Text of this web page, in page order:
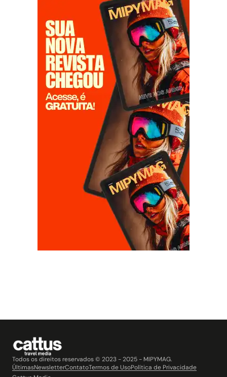
Todos os direitos reservados © 2023 - 2025 - MIPYMAG.
ÚltimasNewsletterContatoTermos de UsoPolítica de Privacidade